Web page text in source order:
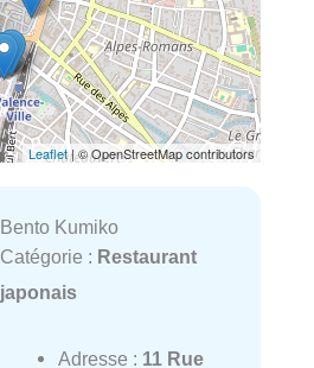
Leaflet| © OpenStreetMap contributors
Bento Kumiko
Catégorie : Restaurant
japonais
Adresse : 11 Rue